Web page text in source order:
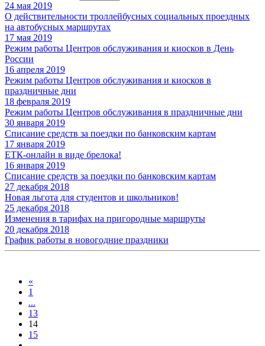
24 мая 2019
О действительности троллейбусных социальных проездных
на автобусных маршрутах
17 мая 2019
Режим работы Центров обслуживания и киосков в День
России
16 апреля 2019
Режим работы Центров обслуживания и киосков в
праздничные дни
18 февраля 2019
Режим работы Центров обслуживания в праздничные дни
30 января 2019
Списание средств за поездки по банковским картам
17 января 2019
ЕТК-онлайн в виде брелока!
16 января 2019
Списание средств за поездки по банковским картам
27 декабря 2018
Новая льгота для студентов и школьников!
25 декабря 2018
Изменения в тарифах на пригородные маршруты
20 декабря 2018
График работы в новогодние праздники
«
1
...
13
14
15